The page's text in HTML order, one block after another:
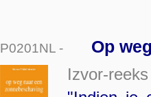
P0201NL - Op
Izvor-reeks